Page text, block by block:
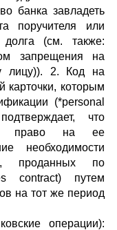
банка завладеть
поручителя или
(см. также:
запрещения на
лицу)). 2. Код на
карточки, которым
(*personal
что
право на ее
необходимости
проданных по
contract) путем
на тот же период
операции):